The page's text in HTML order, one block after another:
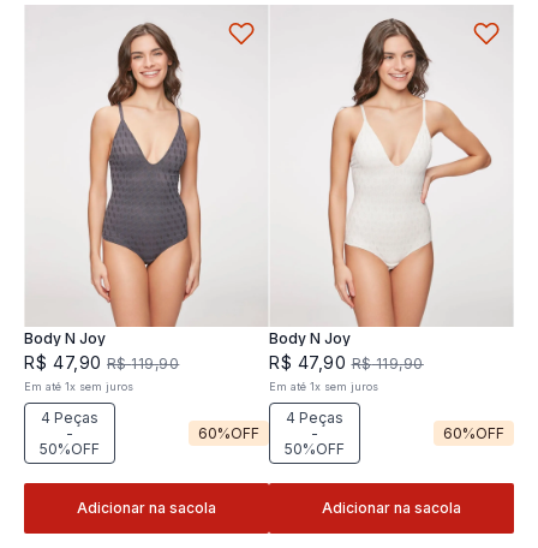
Body N Joy
R$ 47,90 R$ 119,90
Em até1x sem juros
4 Peças
-
50%OFF
60%OFF
Adicionar na sacola
Body N Joy
R$ 47,90 R$ 119,90
Em até 1x sem juros
4 Peças
-
50%OFF
60%OFF
Adicionar na sacola